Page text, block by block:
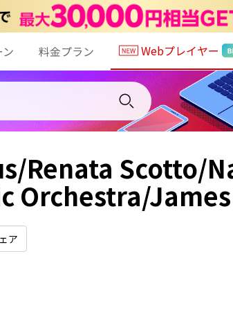
料金プラン Webプレイヤー
Renata Scotto/
Orchestra/
ア